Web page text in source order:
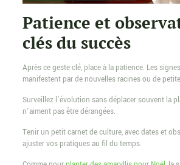
Patience et
clés du succès
Après ce geste clé, place à la patience. Les
manifestent par de nouvelles racines ou de
Surveillez l’évolution sans déplacer souvent la
n’aiment pas être dérangées.
Tenir un petit carnet de culture, avec dates et
ajuster vos pratiques au fil du temps.